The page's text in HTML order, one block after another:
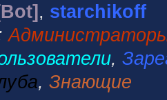
, starchikoff
,
, Знающие